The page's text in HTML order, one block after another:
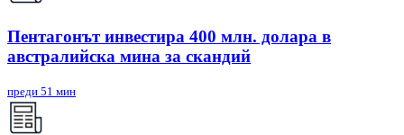
Пентагонът инвестира 400 млн. долара в
австралийска мина за скандий
преди 51 мин